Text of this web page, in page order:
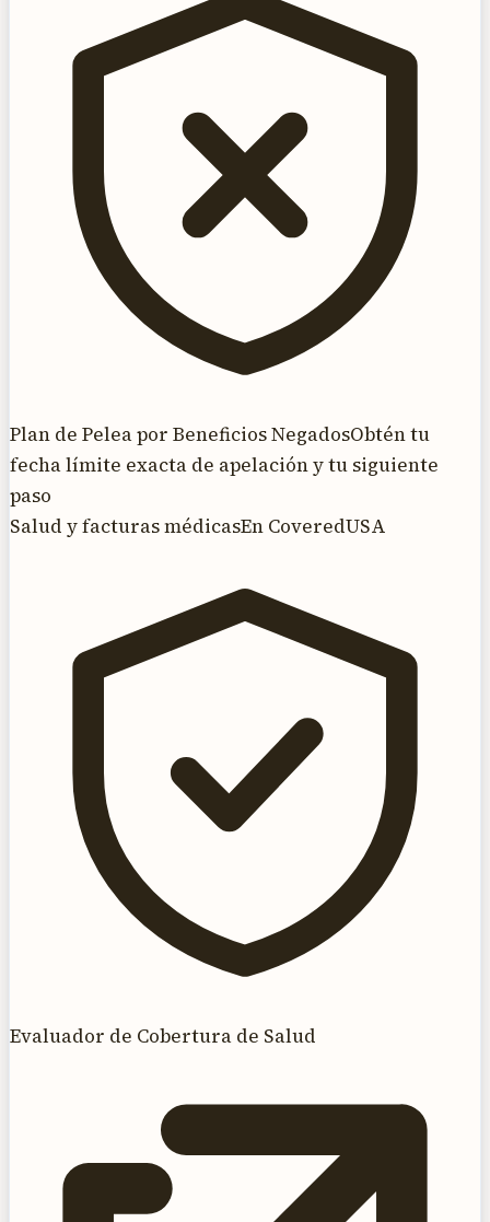
Plan de Pelea por Beneficios NegadosObtén tu
fecha límite exacta de apelación y tu siguiente
paso
Salud y facturas médicasEn CoveredUSA
Evaluador de Cobertura de Salud